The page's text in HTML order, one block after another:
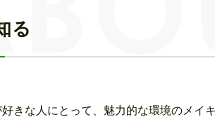
る
好きな人にとって、魅力的な環境のメイ